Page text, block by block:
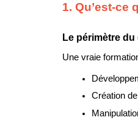
1. Qu’est-ce
Le périmètre
Une vraie
Création